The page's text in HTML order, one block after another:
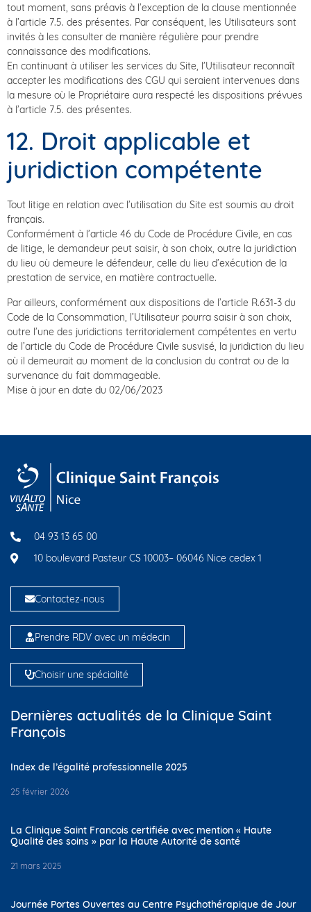
tout moment, sans préavis à l’exception de la clause mentionnée
à l’article 7.5. des présentes. Par conséquent, les Utilisateurs sont
invités à les consulter de manière régulière pour prendre
connaissance des modifications.
En continuant à utiliser les services du Site, l’Utilisateur reconnaît
accepter les modifications des CGU qui seraient intervenues dans
la mesure où le Propriétaire aura respecté les dispositions prévues
à l’article 7.5. des présentes.
12. Droit applicable et
juridiction compétente
Tout litige en relation avec l’utilisation du Site est soumis au droit
français.
Conformément à l’article 46 du Code de Procédure Civile, en cas
de litige, le demandeur peut saisir, à son choix, outre la juridiction
du lieu où demeure le défendeur, celle du lieu d’exécution de la
prestation de service, en matière contractuelle.
Par ailleurs, conformément aux dispositions de l’article R.631-3 du
Code de la Consommation, l’Utilisateur pourra saisir à son choix,
outre l’une des juridictions territorialement compétentes en vertu
de l’article du Code de Procédure Civile susvisé, la juridiction du lieu
où il demeurait au moment de la conclusion du contrat ou de la
survenance du fait dommageable.
Mise à jour en date du 02/06/2023
04 93 13 65 00
10 boulevard Pasteur CS 10003– 06046 Nice cedex 1
Contactez-nous
Prendre RDV avec un médecin
Choisir une spécialité
Dernières actualités de la Clinique Saint
François
Index de l’égalité professionnelle 2025
25 février 2026
La Clinique Saint Francois certifiée avec mention « Haute
Qualité des soins » par la Haute Autorité de santé
21 mars 2025
Journée Portes Ouvertes au Centre Psychothérapique de Jour